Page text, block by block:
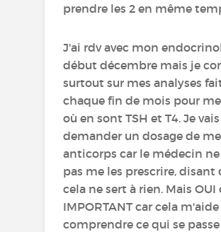
prendre les 2 en même
J'ai rdv avec mon
début décembre mais je
surtout sur mes analyses
chaque fin de mois pour
où en sont TSH et T4. Je vais
demander un dosage de
anticorps car le médecin
pas me les prescrire, disant
cela ne sert à rien. Mais OUI
IMPORTANT car cela m'aide
comprendre ce qui se